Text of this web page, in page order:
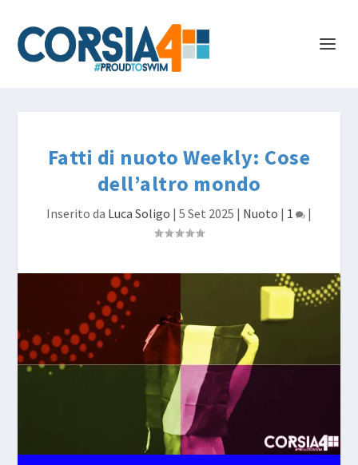
Fatti di nuoto Weekly: Cose
dell’altro mondo
Inserito da Luca Soligo | 5 Set 2025 | Nuoto | 1 |